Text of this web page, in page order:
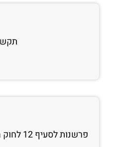
פרשנות לסעיף 12 לחוק העסקת קבלני כוח אדם